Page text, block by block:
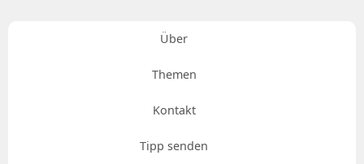
Über
Themen
Kontakt
Tipp senden